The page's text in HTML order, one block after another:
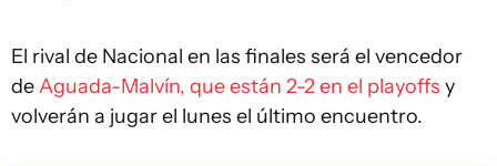
El rival de Nacional en las finales será el vencedor
deAguada-Malvín, que están 2-2 en el playoffs y
volverán a jugar el lunes el último encuentro.